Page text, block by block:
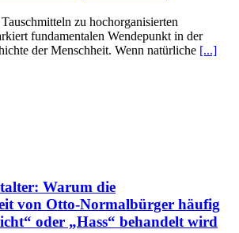
zu hochorganisierten
fundamentalen Wendepunkt in der
der Menschheit. Wenn natürliche [...]
Warum die
von Otto-Normalbürger häufig
oder „Hass“ behandelt wird